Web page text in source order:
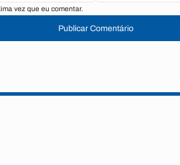
vez que eu comentar.
Publicar Comentário